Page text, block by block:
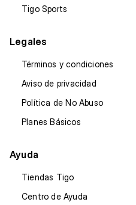
Tigo Sports
Legales
Términos y condiciones
Aviso de privacidad
Política de No Abuso
Planes Básicos
Ayuda
Tiendas Tigo
Centro de Ayuda